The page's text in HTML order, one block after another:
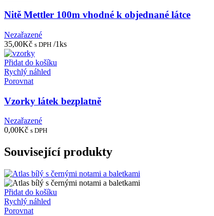
Nitě Mettler 100m vhodné k objednané látce
Nezařazené
35,00Kč s DPH /1ks
Přidat do košíku
Rychlý náhled
Porovnat
Vzorky látek bezplatně
Nezařazené
0,00Kč s DPH
Související produkty
Přidat do košíku
Rychlý náhled
Porovnat